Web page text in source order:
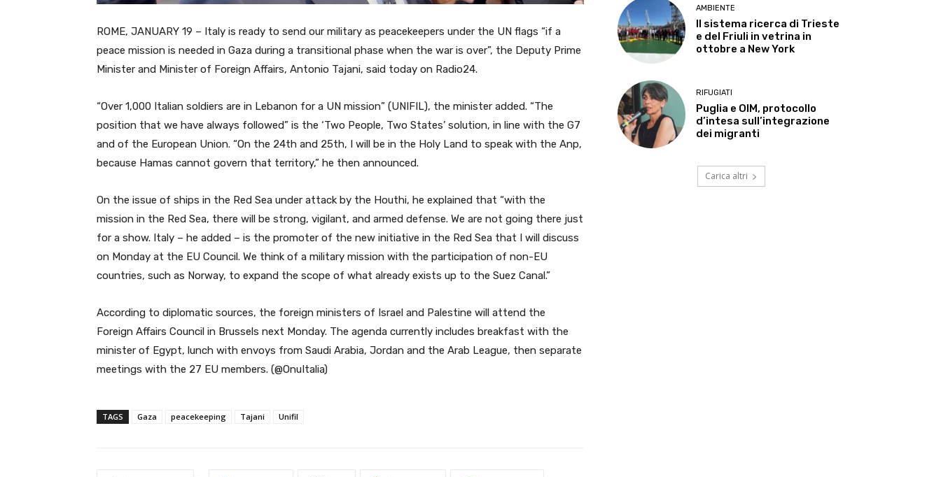
ROME, JANUARY 19 – Italy is ready to send our military as peacekeepers under the UN flags “if a
peace mission is needed in Gaza during a transitional phase when the war is over”, the Deputy Prime
Minister and Minister of Foreign Affairs, Antonio Tajani, said today on Radio24.
“Over 1,000 Italian soldiers are in Lebanon for a UN mission” (UNIFIL), the minister added. “The
position that we have always followed” is the ‘Two People, Two States’ solution, in line with the G7
and of the European Union. “On the 24th and 25th, I will be in the Holy Land to speak with the Anp,
because Hamas cannot govern that territory,” he then announced.
On the issue of ships in the Red Sea under attack by the Houthi, he explained that “with the
mission in the Red Sea, there will be strong, vigilant, and armed defense. We are not going there just
for a show. Italy – he added – is the promoter of the new initiative in the Red Sea that I will discuss
on Monday at the EU Council. We think of a military mission with the participation of non-EU
countries, such as Norway, to expand the scope of what already exists up to the Suez Canal.”
According to diplomatic sources, the foreign ministers of Israel and Palestine will attend the
Foreign Affairs Council in Brussels next Monday. The agenda currently includes breakfast with the
minister of Egypt, lunch with envoys from Saudi Arabia, Jordan and the Arab League, then separate
meetings with the 27 EU members. (@OnuItalia)
TAGS Gaza peacekeeping Tajani Unifil
AMBIENTE
Il sistema ricerca di Trieste
e del Friuli in vetrina in
ottobre a New York
RIFUGIATI
Puglia e OIM, protocollo
d’intesa sull’integrazione
dei migranti
Carica altri